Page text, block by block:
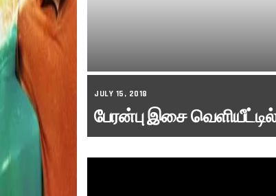
JULY 15, 2018
பேரன்பு இசை